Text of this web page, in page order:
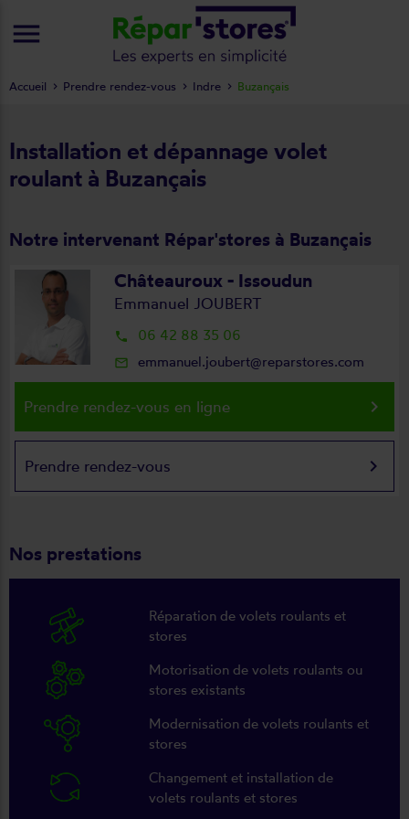
Installation et dépannage volet
roulant à Buzançais
Notre intervenant Répar'stores à Buzançais
Châteauroux - Issoudun
Emmanuel JOUBERT
local_phone 06 42 88 35 06
mail_outline emmanuel.joubert@reparstores.com
Prendre rendez-vous en ligne keyboard_arrow_right
Prendre rendez-vous keyboard_arrow_right
Nos prestations
Réparation de volets roulants et
stores
Motorisation de volets roulants ou
stores existants
Modernisation de volets roulants et
stores
Changement et installation de
volets roulants et stores
Accueil Prendre rendez-vous Indre Buzançais
menu